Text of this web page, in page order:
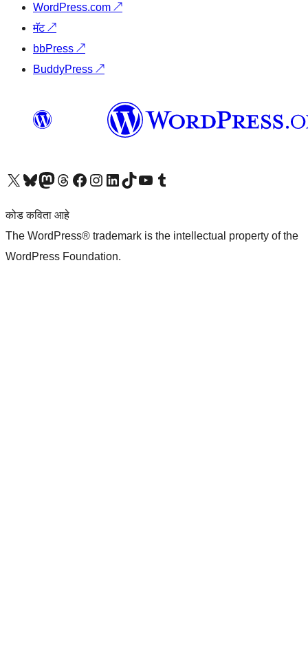
WordPress.com ↗
मॅट↗
bbPress ↗
BuddyPress ↗
आमच्या X (एक्स) (पूर्वीचे ट्विटर) खात्याला भेट द्या आमच्या ब्लूस्की खात्याला भेट द्या.आमच्या Mastodon खात्याला भेट द्या.आमच्या थ्रेड्स खात्याला भेट द्या. आमच्या फेसबुक पेजला भेट द्या आमच्या इंस्टाग्राम खात्याला भेट द्या आमच्या लिंक्डइन खात्याला भेट द्या आमच्या टिकटॉक अकाउंटला भेट द्या.आमच्या यूट्यूब चॅनेलला भेट द्या आमच्या टंबलर खात्याला भेट द्या.
कोड कविता आहे
The WordPress® trademark is the intellectual property of the
WordPress Foundation.